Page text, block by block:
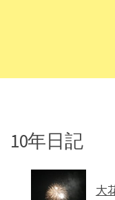
10年日記
大